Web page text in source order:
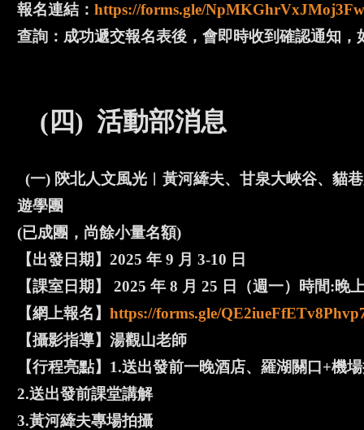
報名連結： https://forms.gle/
查詢：成功遞交報名表後，會即時收到確認通知
(四) 活動部消息
(一) 陝北人文風光︱黃河縴夫、甘泉大峽谷、貓
遊學團
(已成團，尚餘小量名額)
【出發日期】2025 年 9 月 3-10 日
【課室日期】 2025 年 8 月 25 日（週一）時間:
【網上報名】 https://forms.gle/
【攝影指導】湯觀山老師
【行程亮點】1.送出發前一晚酒店、羅湖關口+機
2.送出發前課堂講解
3.黃河縴夫專場拍攝